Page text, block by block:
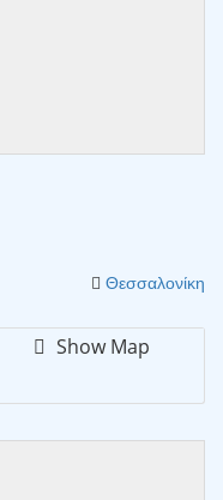
Θεσσαλονίκη
Show Map